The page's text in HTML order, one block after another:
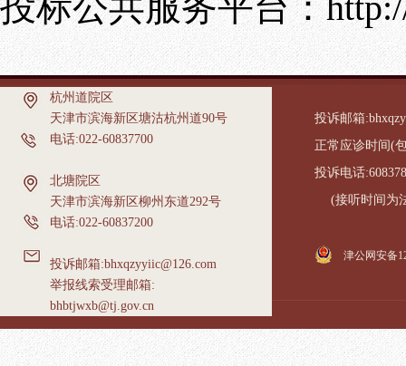
杭州道院区
天津市滨海新区塘沽杭州道90号
电话:022-60837700
北塘院区
天津市滨海新区柳州东道292号
电话:022-60837200
投诉邮箱:bhxqzyyiic@126.com
举报线索受理邮箱:
bhbtjwxb@tj.gov.cn
投诉邮箱
正常应诊时间(
投诉电话
(接听时间为法
津公网安备